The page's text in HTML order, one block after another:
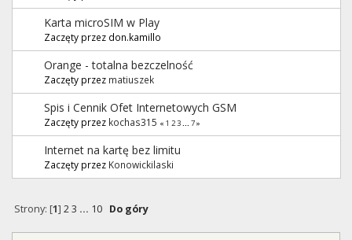
Karta microSIM w Play
Zaczęty przez don.kamillo
Orange - totalna bezczelność
Zaczęty przez matiuszek
Spis i Cennik Ofet Internetowych GSM
Zaczęty przez kochas315 « 1 23... 7»
Internet na kartę bez limitu
Zaczęty przez Konowickilaski
Strony: [1] 2 3 ... 10 Do góry